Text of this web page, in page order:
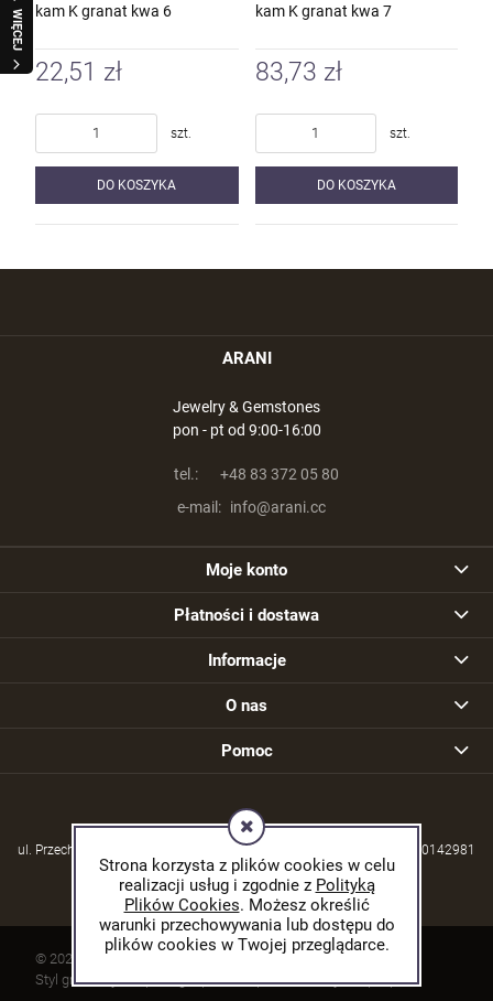
Strona korzysta z plików cookies w celu
realizacji usług i zgodnie z Polityką
Plików Cookies. Możesz określić
warunki przechowywania lub dostępu do
plików cookies w Twojej przeglądarce.
WIĘCEJ kam K granat kwa 6
22,51 zł
szt.
DO KOSZYKA
kam K granat kwa 7
83,73 zł
szt.
DO KOSZYKA
ARANI
Jewelry & Gemstones
pon - pt od 9:00-16:00
tel.:
+48 83 372 05 80
e-mail: info@arani.cc
Moje konto
Płatności i dostawa
Informacje
O nas
Pomoc
ul. Przechodzisko 39, 21-570 Drelów | NIP: 5380004253 | REGON: 030142981
© 2026 arani.cc. Wszelkie prawa zastrzeżone.
Styl graficzny ShopGadget.pl
Sklep internetowy Shoper.pl